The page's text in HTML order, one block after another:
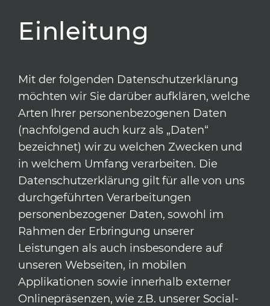
Einleitung
Mit der folgenden Datenschutzerklärung
möchten wir Sie darüber aufklären, welche
Arten Ihrer personenbezogenen Daten
(nachfolgend auch kurz als „Daten“
bezeichnet) wir zu welchen Zwecken und
in welchem Umfang verarbeiten. Die
Datenschutzerklärung gilt für alle von uns
durchgeführten Verarbeitungen
personenbezogener Daten, sowohl im
Rahmen der Erbringung unserer
Leistungen als auch insbesondere auf
unseren Webseiten, in mobilen
Applikationen sowie innerhalb externer
Onlinepräsenzen, wie z.B. unserer Social-